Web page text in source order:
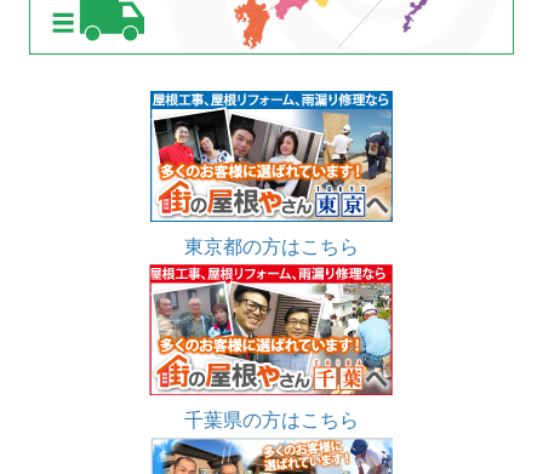
東京都の方はこちら
千葉県の方はこちら